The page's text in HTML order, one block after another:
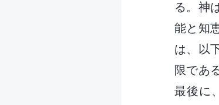
る。神
能と知
は、以
限であ
最後に